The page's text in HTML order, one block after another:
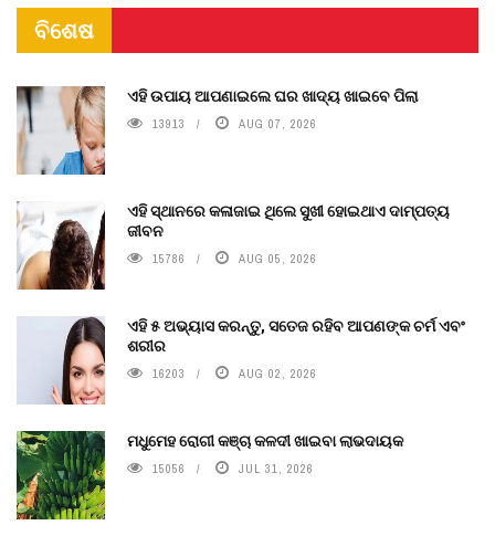
ବିଶେଷ
ଏହି ଉପାୟ ଆପଣାଇଲେ ଘର ଖାଦ୍ୟ ଖାଇବେ ପିଲା
13913 AUG 07, 2026
ଏହି ସ୍ଥାନରେ କଳାଜାଇ ଥିଲେ ସୁଖୀ ହୋଇଥାଏ ଦାମ୍ପତ୍ୟ
ଜୀବନ
15786 AUG 05, 2026
ଏହି ୫ ଅଭ୍ୟାସ କରନ୍ତୁ, ସତେଜ ରହିବ ଆପଣଙ୍କ ଚର୍ମ ଏବଂ
ଶରୀର
16203 AUG 02, 2026
ମଧୁମେହ ରୋଗୀ କଞ୍ଚା କଳଦୀ ଖାଇବା ଲାଭଦାୟକ
15056 JUL 31, 2026